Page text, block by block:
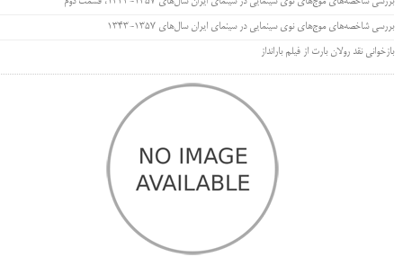
بررسی شاخصه‌های موج‌های نوی سینمایی در سینمای ایران سال‌های 1357-1343
بازخوانی نقد رولان بارت از فیلم بارانداز